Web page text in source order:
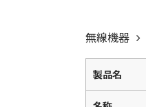
無線機器
製品名